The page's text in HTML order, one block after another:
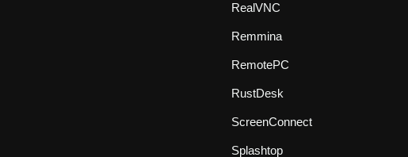
RealVNC
Remmina
RemotePC
RustDesk
ScreenConnect
Splashtop